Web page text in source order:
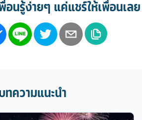
อนรู้ง่ายๆ แค่แชร์ให้เพื่อนเลย
ทความแนะนำ